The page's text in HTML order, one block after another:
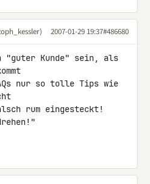
2007-01-29 19:37#486680
"guter Kunde" sein, als
nur so tolle Tips wie
rum eingesteckt!